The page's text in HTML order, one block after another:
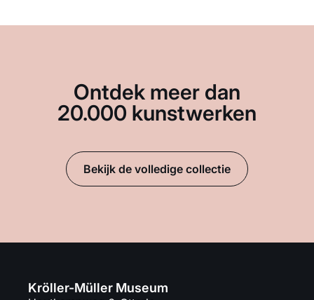
Ontdek meer dan
20.000 kunstwerken
Bekijk de volledige collectie
Kröller-Müller Museum